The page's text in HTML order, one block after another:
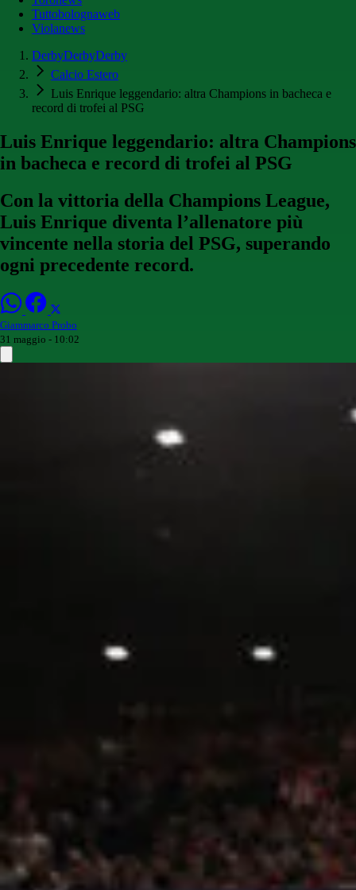
Tuttobolognaweb
Violanews
DerbyDerbyDerby
Calcio Estero
Luis Enrique leggendario: altra Champions in bacheca e
record di trofei al PSG
Luis Enrique leggendario: altra Champions
in bacheca e record di trofei al PSG
Con la vittoria della Champions League,
Luis Enrique diventa l’allenatore più
vincente nella storia del PSG, superando
ogni precedente record.
Giammarco Probo
31 maggio - 10:02